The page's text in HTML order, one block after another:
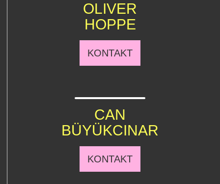
OLIVER
HOPPE
KONTAKT
CAN
BÜYÜKCINAR
KONTAKT